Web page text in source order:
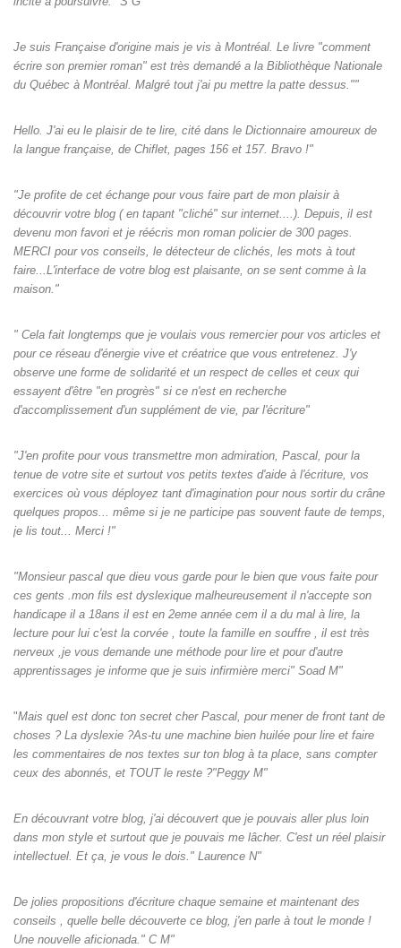
Je suis Française d'origine mais je vis à Montréal. Le livre "comment
écrire son premier roman" est très demandé a la Bibliothèque Nationale
du Québec à Montréal. Malgré tout j'ai pu mettre la patte dessus.""
Hello. J'ai eu le plaisir de te lire, cité dans le Dictionnaire amoureux de
la langue française, de Chiflet, pages 156 et 157. Bravo !"
"Je profite de cet échange pour vous faire part de mon plaisir à
découvrir votre blog ( en tapant "cliché" sur internet....). Depuis, il est
devenu mon favori et je réécris mon roman policier de 300 pages.
MERCI pour vos conseils, le détecteur de clichés, les mots à tout
faire...L'interface de votre blog est plaisante, on se sent comme à la
maison."
" Cela fait longtemps que je voulais vous remercier pour vos articles et
pour ce réseau d'énergie vive et créatrice que vous entretenez. J'y
observe une forme de solidarité et un respect de celles et ceux qui
essayent d'être "en progrès" si ce n'est en recherche
d'accomplissement d'un supplément de vie, par l'écriture"
"J'en profite pour vous transmettre mon admiration, Pascal, pour la
tenue de votre site et surtout vos petits textes d'aide à l'écriture, vos
exercices où vous déployez tant d'imagination pour nous sortir du crâne
quelques propos... même si je ne participe pas souvent faute de temps,
je lis tout... Merci !"
"Monsieur pascal que dieu vous garde pour le bien que vous faite pour
ces gents .mon fils est dyslexique malheureusement il n'accepte son
handicape il a 18ans il est en 2eme année cem il a du mal à lire, la
lecture pour lui c'est la corvée , toute la famille en souffre , il est très
nerveux ,je vous demande une méthode pour lire et pour d'autre
apprentissages je informe que je suis infirmière merci" Soad M"
"Mais quel est donc ton secret cher Pascal, pour mener de front tant de
choses ? La dyslexie ?As-tu une machine bien huilée pour lire et faire
les commentaires de nos textes sur ton blog à ta place, sans compter
ceux des abonnés, et TOUT le reste ?"Peggy M"
En découvrant votre blog, j'ai découvert que je pouvais aller plus loin
dans mon style et surtout que je pouvais me lâcher. C'est un réel plaisir
intellectuel. Et ça, je vous le dois." Laurence N"
De jolies propositions d'écriture chaque semaine et maintenant des
conseils , quelle belle découverte ce blog, j'en parle à tout le monde !
Une nouvelle aficionada." C M"